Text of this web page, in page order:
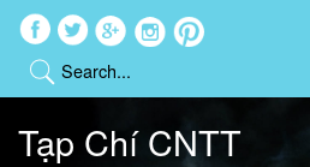
Tạp Chí CNTT